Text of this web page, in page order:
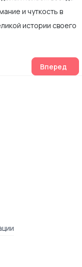
и чуткость в
истории своего
для 5-10
Вперед